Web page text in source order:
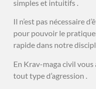
simples et intuitifs .
Il n’est pas nécessaire
pour pouvoir le
rapide dans notre
En Krav-maga civil
tout type d’agression .